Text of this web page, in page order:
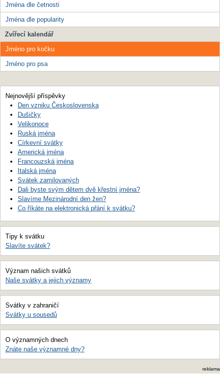
Jména dle četnosti
Jména dle popularity
Zvířecí kalendář
Jméno pro kočku
Jméno pro psa
Nejnovější příspěvky
Den vzniku Československa
Dušičky
Velikonoce
Ruská jména
Církevní svátky
Americká jména
Francouzská jména
Italská jména
Svátek zamilovaných
Dali byste svým dětem dvě křestní jména?
Slavíme Mezinárodní den žen?
Co říkáte na elektronická přání k svátku?
Tipy k svátku
Slavíte svátek?
Význam našich svátků
Naše svátky a jejich významy
Svátky v zahraničí
Svátky u sousedů
O významných dnech
Znáte naše významné dny?
reklama